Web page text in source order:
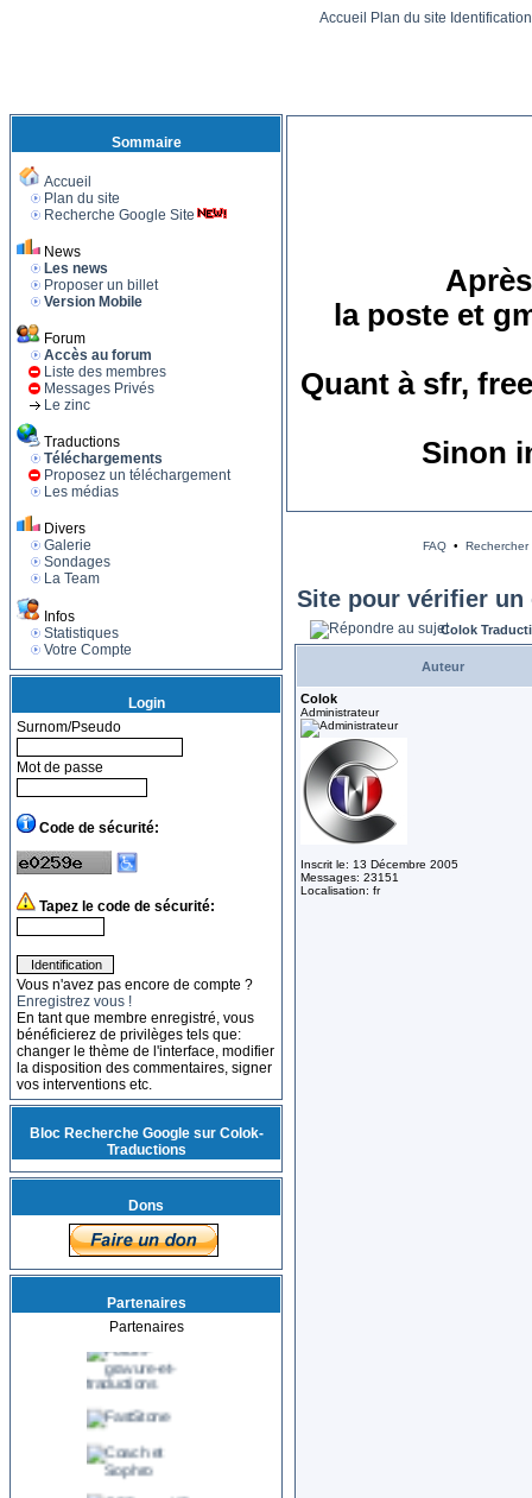
Accueil Plan du site
Sommaire
Accueil
Plan du site
Recherche Google Site
News
Les news
Proposer un billet
Version Mobile
Forum
Accès au forum
Liste des membres
Messages Privés
Le zinc
Traductions
Téléchargements
Proposez un téléchargement
Les médias
Divers
Galerie
Sondages
La Team
Infos
Statistiques
Votre Compte
Login
Surnom/Pseudo
Mot de passe
Code de sécurité:
Tapez le code de sécurité:
Vous n'avez pas encore de compte ?
Enregistrez vous !
En tant que membre enregistré, vous
bénéficierez de privilèges tels que:
changer le thème de l'interface, modifier
la disposition des commentaires, signer
vos interventions etc.
Bloc Recherche Google sur Colok-
Traductions
Dons
Partenaires
Partenaires
la poste et
Quant à sfr,
Sinon
FAQ • Rechercher
Site pour vérifier un
Colok
Auteur
Colok
Administrateur
Inscrit le: 13 Décembre 2005
Messages: 23151
Localisation: fr